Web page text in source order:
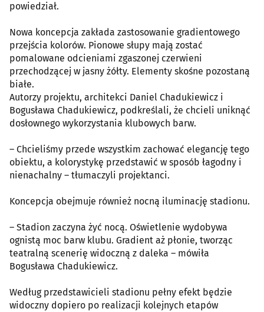
powiedział.
Nowa koncepcja zakłada zastosowanie gradientowego
przejścia kolorów. Pionowe słupy mają zostać
pomalowane odcieniami zgaszonej czerwieni
przechodzącej w jasny żółty. Elementy skośne pozostaną
białe.
Autorzy projektu, architekci Daniel Chadukiewicz i
Bogusława Chadukiewicz, podkreślali, że chcieli uniknąć
dosłownego wykorzystania klubowych barw.
– Chcieliśmy przede wszystkim zachować elegancję tego
obiektu, a kolorystykę przedstawić w sposób łagodny i
nienachalny – tłumaczyli projektanci.
Koncepcja obejmuje również nocną iluminację stadionu.
– Stadion zaczyna żyć nocą. Oświetlenie wydobywa
ognistą moc barw klubu. Gradient aż płonie, tworząc
teatralną scenerię widoczną z daleka – mówiła
Bogusława Chadukiewicz.
Według przedstawicieli stadionu pełny efekt będzie
widoczny dopiero po realizacji kolejnych etapów